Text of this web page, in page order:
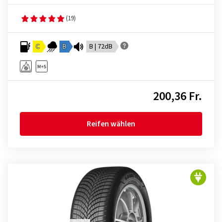
(19)
C B B | 72dB
200,36 Fr.
Reifen wählen